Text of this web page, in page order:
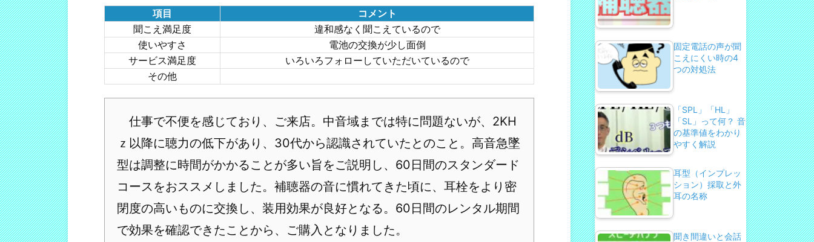
項目
コメント
聞こえ満足度
違和感なく聞こえているので
使いやすさ
電池の交換が少し面倒
サービス満足度
いろいろフォローしていただいているので
その他
仕事で不便を感じており、ご来店。中音域までは特に問題ないが、2KH
ｚ以降に聴力の低下があり、30代から認識されていたとのこと。高音急墜
型は調整に時間がかかることが多い旨をご説明し、60日間のスタンダード
コースをおススメしました。補聴器の音に慣れてきた頃に、耳栓をより密
閉度の高いものに交換し、装用効果が良好となる。60日間のレンタル期間
で効果を確認できたことから、ご購入となりました。
固定電話の声が聞
こえにくい時の4
つの対処法
「SPL」「HL」
「SL」って何？ 音
の基準値をわかり
やすく解説
耳型（インプレッ
ション）採取と外
耳の名称
聞き間違いと会話